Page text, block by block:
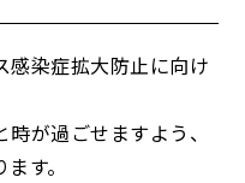
感染症拡大防止に向け
が過ごせますよう、
す。